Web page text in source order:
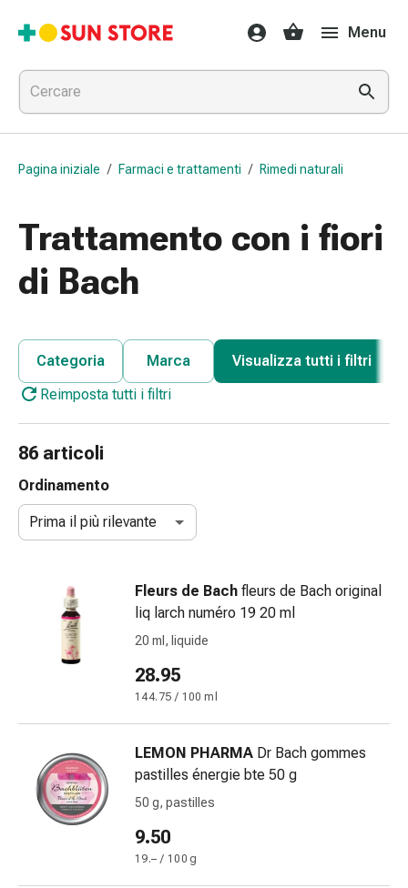
Farmaci
e
trattamenti
Raffreddore
e
influenza
per
Mal
gola
raffreddore
Tosse
Inalatori
nasale
Fazzoletti
per
Raffreddore
Irritazione
e
lesioni
Bende
elastiche
Compresse
Medicazioni
Menu
Pagina iniziale / Farmaci e trattamenti / Rimedi naturali
Trattamento con i fiori
di Bach
Categoria Marca
Visualizza tutti i filtri
Reimposta tutti i filtri
86 articoli
Ordinamento
Prima il più rilevante
Fleurs de Bach fleurs de Bach original
liq larch numéro 19 20 ml
20 ml, liquide
28.95
144.75 / 100 ml
LEMON PHARMA Dr Bach gommes
pastilles énergie bte 50 g
50 g, pastilles
9.50
19.– / 100 g